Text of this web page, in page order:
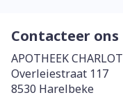
Contacteer ons
APOTHEEK
Overleiestraat 117
8530 Harelbeke